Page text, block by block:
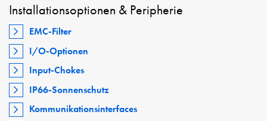
Installationsoptionen & Peripherie
EMC-Filter
I/O-Optionen
Input-Chokes
IP66-Sonnenschutz
Kommunikationsinterfaces